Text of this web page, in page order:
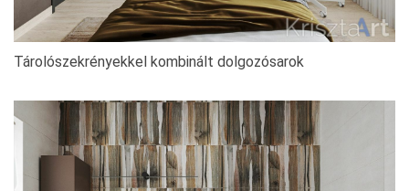
Tárolószekrényekkel kombinált dolgozósarok